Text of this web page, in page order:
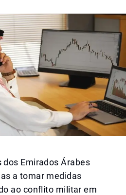
Emirados Árabes
a tomar medidas
ao conflito militar em